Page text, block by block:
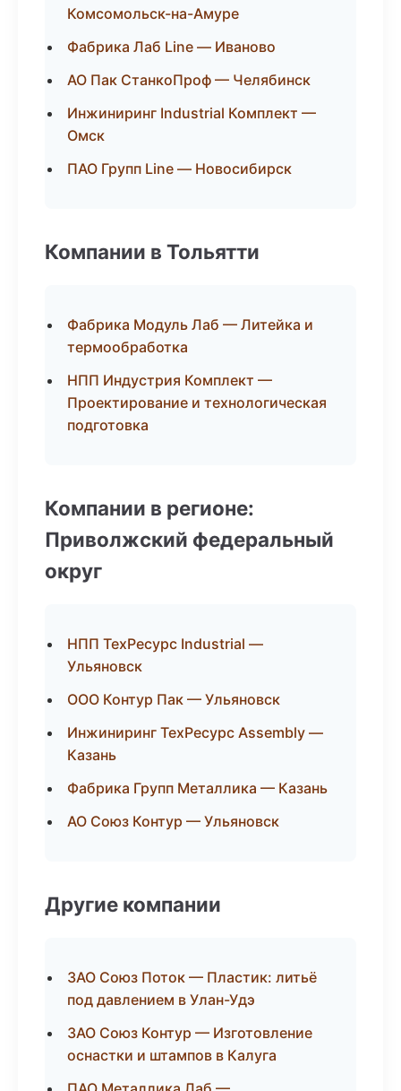
Комсомольск-на-Амуре
Фабрика Лаб Line — Иваново
АО Пак СтанкоПроф — Челябинск
Инжиниринг Industrial Комплект —
Омск
ПАО Групп Line — Новосибирск
Компании в Тольятти
Фабрика Модуль Лаб — Литейка и
термообработка
НПП Индустрия Комплект —
Проектирование и технологическая
подготовка
Компании в регионе:
Приволжский федеральный
округ
НПП ТехРесурс Industrial —
Ульяновск
ООО Контур Пак — Ульяновск
Инжиниринг ТехРесурс Assembly —
Казань
Фабрика Групп Металлика — Казань
АО Союз Контур — Ульяновск
Другие компании
ЗАО Союз Поток — Пластик: литьё
под давлением в Улан-Удэ
ЗАО Союз Контур — Изготовление
оснастки и штампов в Калуга